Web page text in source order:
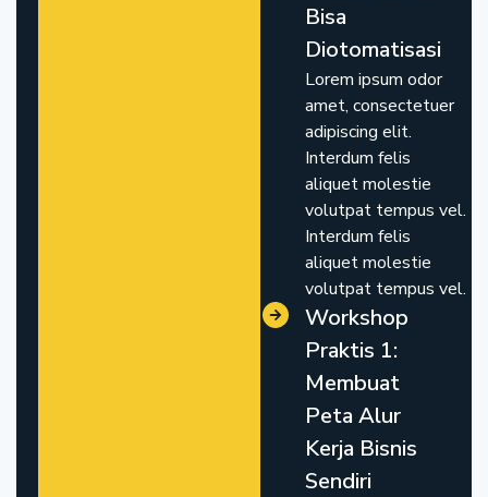
Bisa
Diotomatisasi
Lorem ipsum odor
amet, consectetuer
adipiscing elit.
Interdum felis
aliquet molestie
volutpat tempus vel.
Interdum felis
aliquet molestie
volutpat tempus vel.
Workshop
Praktis 1:
Membuat
Peta Alur
Kerja Bisnis
Sendiri